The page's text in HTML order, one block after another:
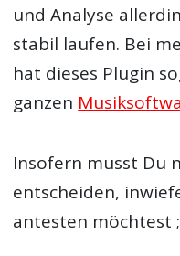
und Analyse
stabil laufen. Bei
hat dieses Plugin
ganzen
Insofern musst Du
entscheiden,
antesten möchtest